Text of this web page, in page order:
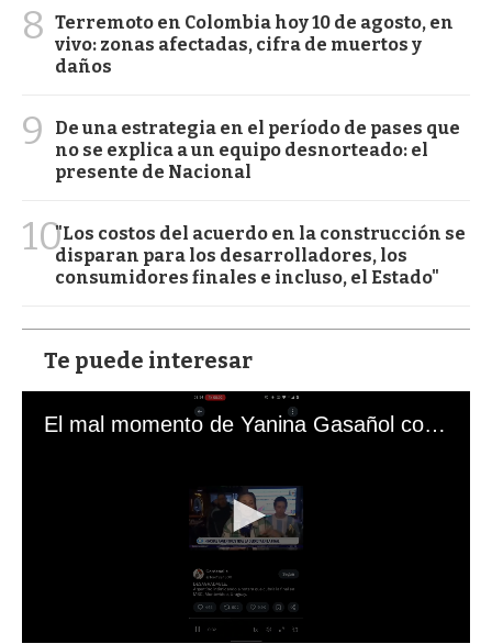
8 Terremoto en Colombia hoy 10 de agosto, en
vivo: zonas afectadas, cifra de muertos y
daños
9
De una estrategia en el período de pases que
no se explica a un equipo desnorteado: el
presente de Nacional
10"Los costos del acuerdo en la construcción se
disparan para los desarrolladores, los
consumidores finales e incluso, el Estado"
Te puede interesar
El mal momento de Yanina Gasañol con un hincha argentino en "Subrayado"